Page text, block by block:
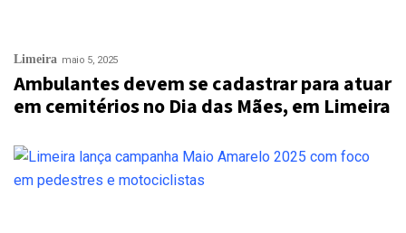
Limeira maio 5, 2025
Ambulantes devem se cadastrar para atuar
em cemitérios no Dia das Mães, em Limeira